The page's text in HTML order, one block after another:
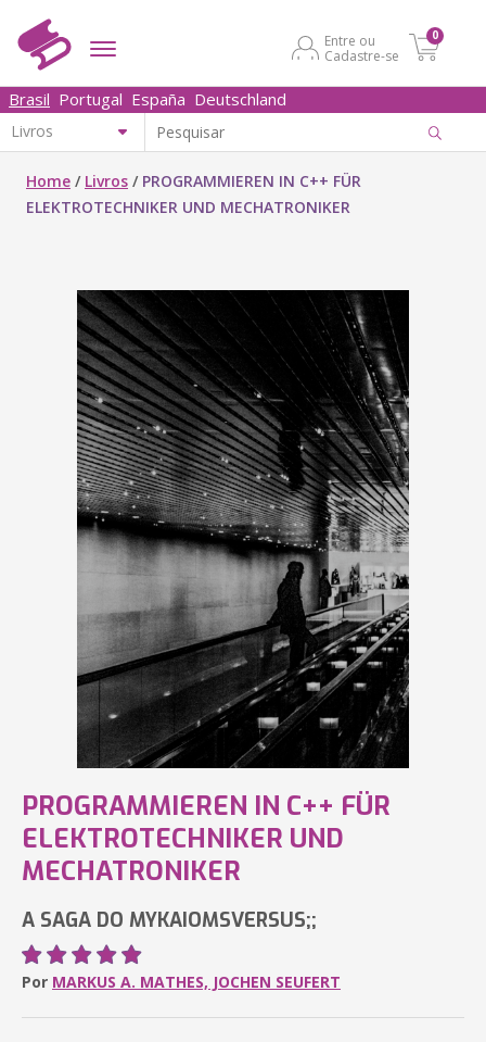
Entre ou
Cadastre-se
0
Brasil Portugal España Deutschland
Home / Livros / PROGRAMMIEREN IN C++ FÜR
ELEKTROTECHNIKER UND MECHATRONIKER
PROGRAMMIEREN IN C++ FÜR
ELEKTROTECHNIKER UND
MECHATRONIKER
A SAGA DO MYKAIOMSVERSUS;;
Por MARKUS A. MATHES, JOCHEN SEUFERT